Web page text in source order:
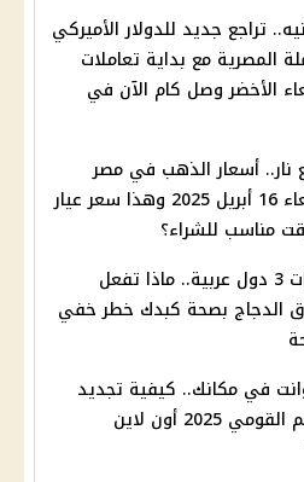
تراجع جديد للدولار الأميركي
المصرية مع بداية تعاملات
الأخضر وصل كام الآن في
21 ولع نار.. أسعار الذهب في مصر
اليوم الأربعاء 16 أبريل 2025 وهذا سعر عيار
بعد تحذيرات 3 دول عربية.. ماذا تفعل
الدجاج بصحة كبدك خطر خفي
في مكانك.. كيفية تجديد
بطاقة الرقم القومي 2025 أون لاين